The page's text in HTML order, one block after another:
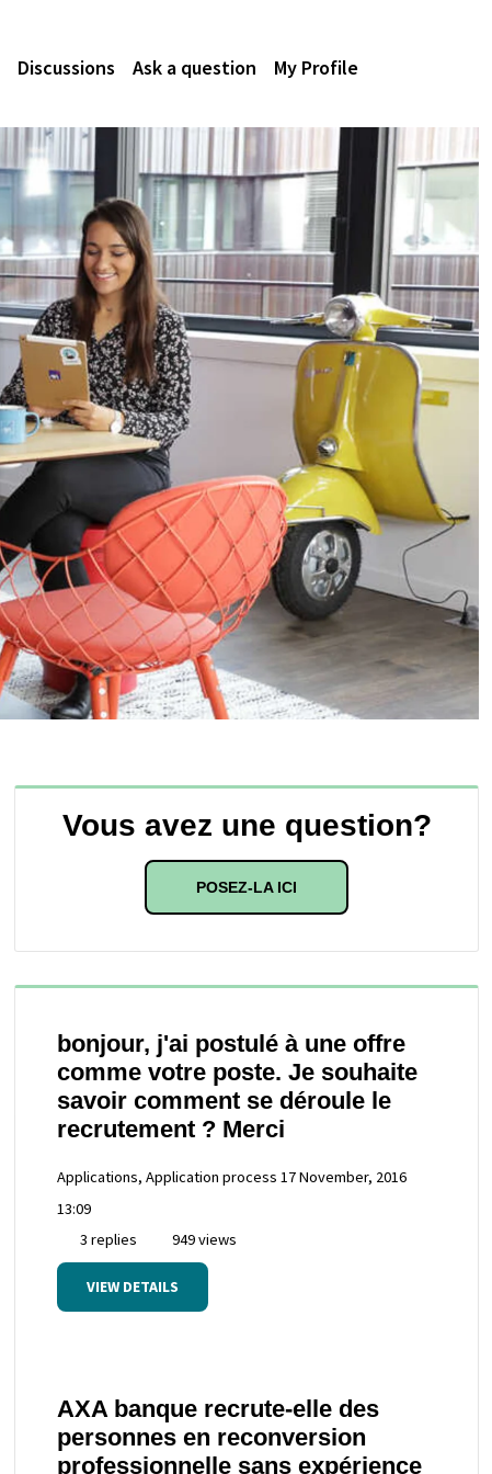
Discussions Ask a question My Profile
Vous avez une question?
POSEZ-LA ICI
bonjour, j'ai postulé à une offre
comme votre poste. Je souhaite
savoir comment se déroule le
recrutement ? Merci
Applications, Application process 17 November, 2016
13:09
3 replies
949 views
VIEW DETAILS
AXA banque recrute-elle des
personnes en reconversion
professionnelle sans expérience